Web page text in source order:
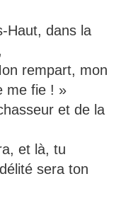
Haut, dans la
rempart, mon
me fie ! »
et de la
et là, tu
sera ton